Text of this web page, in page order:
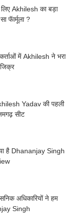
Akhilesh का बड़ा
फॅार्मूला ?
में Akhilesh ने भरा
Yadav की पहली
सीट
है Dhananjay Singh
अधिकारियों ने हम
Singh